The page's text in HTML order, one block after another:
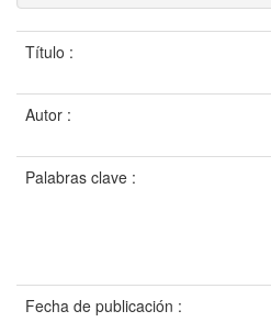
Título :
Autor :
Palabras clave :
Fecha de publicación :